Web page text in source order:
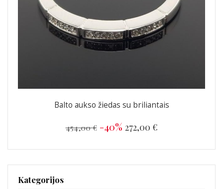
Balto aukso žiedas su briliantais
454,00 € -40% 272,00 €
Kategorijos